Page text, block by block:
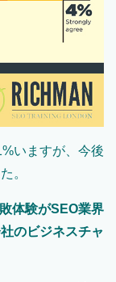
いますが、今後
。
体験がSEO業界
のビジネスチャ